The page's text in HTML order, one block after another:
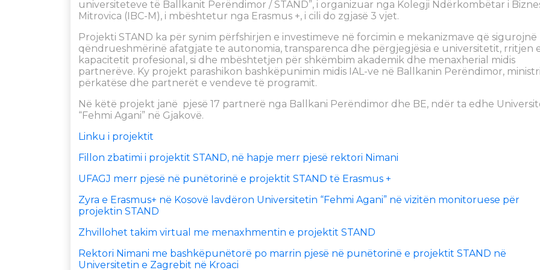
universiteteve të Ballkanit Perëndimor / STAND”, i organizuar nga Kolegji Ndërkombëtar i
Mitrovica (IBC-M), i mbështetur nga Erasmus +, i cili do zgjasë 3 vjet.
Projekti STAND ka për synim përfshirjen e investimeve në forcimin e mekanizmave që sigurojnë
qëndrueshmërinë afatgjate te autonomia, transparenca dhe përgjegjësia e universitetit, rritjen
kapacitetit profesional, si dhe mbështetjen për shkëmbim akademik dhe menaxherial midis
partnerëve. Ky projekt parashikon bashkëpunimin midis IAL-ve në Ballkanin Perëndimor,
përkatëse dhe partnerët e vendeve të programit.
Në këtë projekt janë pjesë 17 partnerë nga Ballkani Perëndimor dhe BE, ndër ta edhe
“Fehmi Agani” në Gjakovë.
Linku i projektit
Fillon zbatimi i projektit STAND, në hapje merr pjesë rektori Nimani
UFAGJ merr pjesë në punëtorinë e projektit STAND të Erasmus +
Zyra e Erasmus+ në Kosovë lavdëron Universitetin “Fehmi Agani” në vizitën monitoruese për
projektin STAND
Zhvillohet takim virtual me menaxhmentin e projektit STAND
Rektori Nimani me bashkëpunëtorë po marrin pjesë në punëtorinë e projektit STAND në
Universitetin e Zagrebit në Kroaci